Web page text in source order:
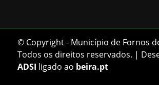
© Copyright - Município de Fornos
Todos os direitos reservados. |
ADSI ligado ao beira.pt